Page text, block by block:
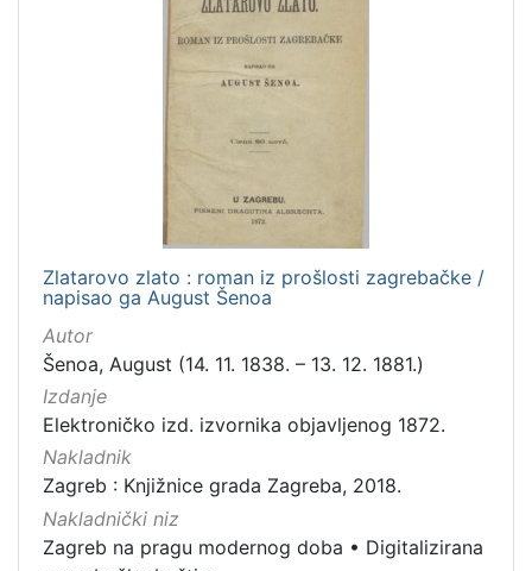
Zlatarovo zlato : roman iz prošlosti zagrebačke /
napisao ga August Šenoa
Autor
Šenoa, August (14. 11. 1838. – 13. 12. 1881.)
Izdanje
Elektroničko izd. izvornika objavljenog 1872.
Nakladnik
Zagreb : Knjižnice grada Zagreba, 2018.
Nakladnički niz
Zagreb na pragu modernog doba • Digitalizirana